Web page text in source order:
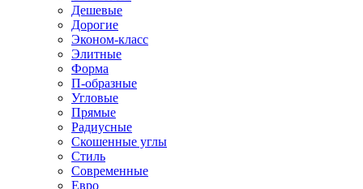
Дешевые
Дорогие
Эконом-класс
Элитные
Форма
П-образные
Угловые
Прямые
Радиусные
Скошенные углы
Стиль
Современные
Евро